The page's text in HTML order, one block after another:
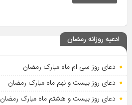
ادعیه روزانه رمضان
دعای روز سی ام ماه مبارک رمضان
دعای روز بیست و نهم ماه مبارک رمضان
دعای روز بیست و هشتم ماه مبارک رمضان